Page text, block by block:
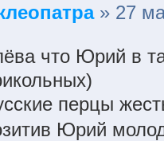
» 27
что Юрий в
перцы
Юрий